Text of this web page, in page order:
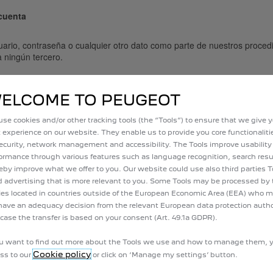
contraseña o cualquier otro dato como parte de nuestros
ningún tercero.
momento los códigos de identificación o contraseñas de usuario,
términos de uso.
ajena a ti conoce tu código de identificación o contraseña,
propiedad intelectual de nuestro sitio y del material publicado en
tratados en todo el mundo. Todos estos derechos están
de nuestro sitio, no dudes en ponerte en contacto con
TO PEUGEOT
cookies and/or other tracking tools (the “Tools”) to ensure that we give
experience on our website. They enable us to provide you core
network management and accessibility. The Tools improve usability
through various features such as language recognition, search
improve what we offer to you. Our website could use also third parties
advertising that is more relevant to you. Some Tools may be processed by
located in countries outside of the European Economic Area (EEA) who
an adequacy decision from the relevant European data protection
the transfer is based on your consent (Art. 49.1a GDPR).
want to find out more about the Tools we use and how to manage them,
to ourCookie policyor click on ‘Manage my settings’ button.